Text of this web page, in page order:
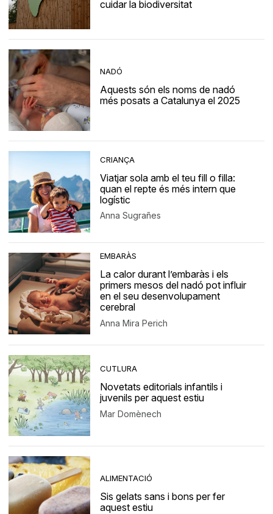
cuidar la biodiversitat
NADÓ
Aquests són els noms de nadó
més posats a Catalunya el 2025
CRIANÇA
Viatjar sola amb el teu fill o filla:
quan el repte és més intern que
logístic
Anna Sugrañes
EMBARÀS
La calor durant l’embaràs i els
primers mesos del nadó pot influir
en el seu desenvolupament
cerebral
Anna Mira Perich
CUTLURA
Novetats editorials infantils i
juvenils per aquest estiu
Mar Domènech
ALIMENTACIÓ
Sis gelats sans i bons per fer
aquest estiu